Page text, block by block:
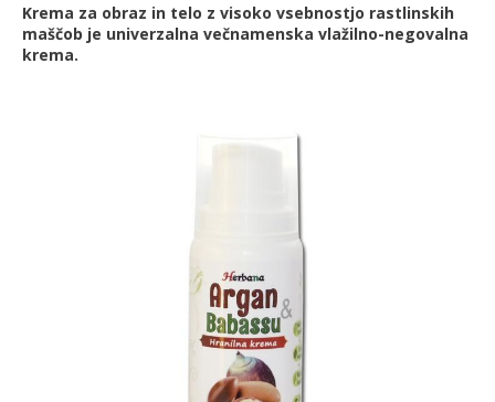
Krema za obraz in telo z visoko vsebnostjo rastlinskih
maščob je univerzalna večnamenska vlažilno-negovalna
krema.